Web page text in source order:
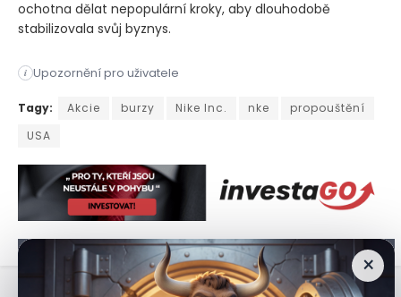
ochotna dělat nepopulární kroky, aby dlouhodobě
stabilizovala svůj byznys.
i Upozornění pro uživatele
Společnost Nike oznámila, že v nejbližší době zruší
Tagy: Akcie burzy Nike Inc. nke
propouštění
USA
×